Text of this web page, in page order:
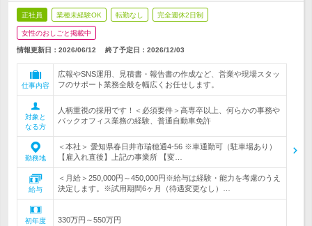
正社員 業種未経験OK 転勤なし 完全週休2日制
女性のおしごと掲載中
情報更新日：2026/06/12 終了予定日： 2026/12/03
仕事内容
広報やSNS運用、見積書・報告書の作成など、営業や現場スタッ
フのサポート業務全般を幅広くお任せします。
対象と
なる方
人柄重視の採用です！＜必須要件＞高専卒以上、何らかの事務や
バックオフィス業務の経験、普通自動車免許
勤務地
＜本社＞ 愛知県春日井市瑞穂通4-56 ※車通勤可（駐車場あり）
【雇入れ直後】上記の事業所 【変…
給与
＜月給＞250,000円～450,000円※給与は経験・能力を考慮のうえ
決定します。※試用期間6ヶ月（待遇変更なし）…
初年度
330万円～550万円